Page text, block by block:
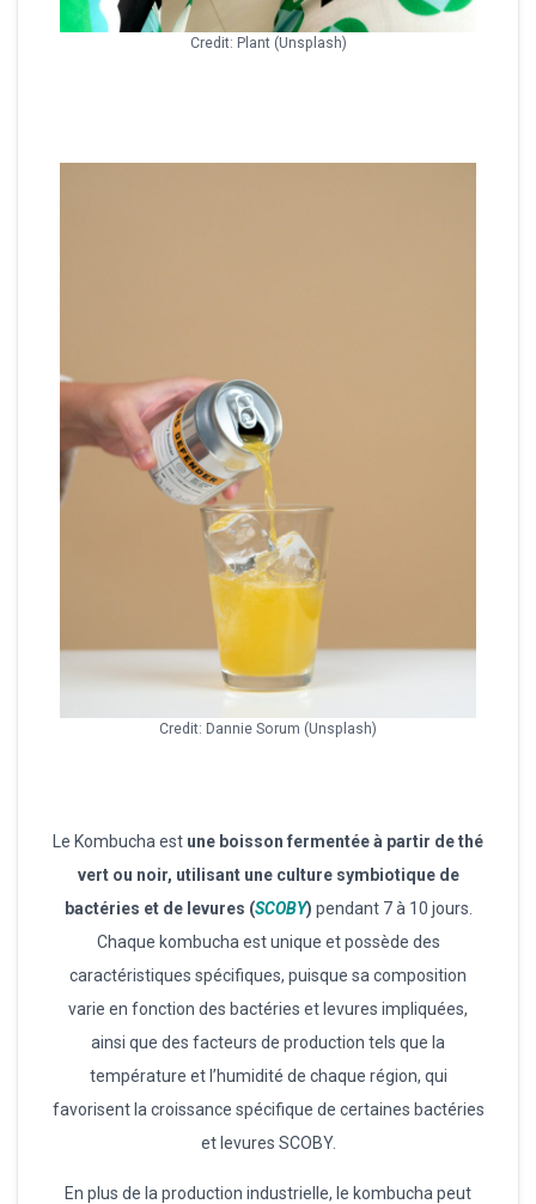
Credit: Plant (Unsplash)
Credit: Dannie Sorum (Unsplash)
Le Kombucha est une boisson fermentée à partir de thé
vert ou noir, utilisant une culture symbiotique de
bactéries et de levures (SCOBY) pendant 7 à 10 jours.
Chaque kombucha est unique et possède des
caractéristiques spécifiques, puisque sa composition
varie en fonction des bactéries et levures impliquées,
ainsi que des facteurs de production tels que la
température et l’humidité de chaque région, qui
favorisent la croissance spécifique de certaines bactéries
et levures SCOBY.
En plus de la production industrielle, le kombucha peut